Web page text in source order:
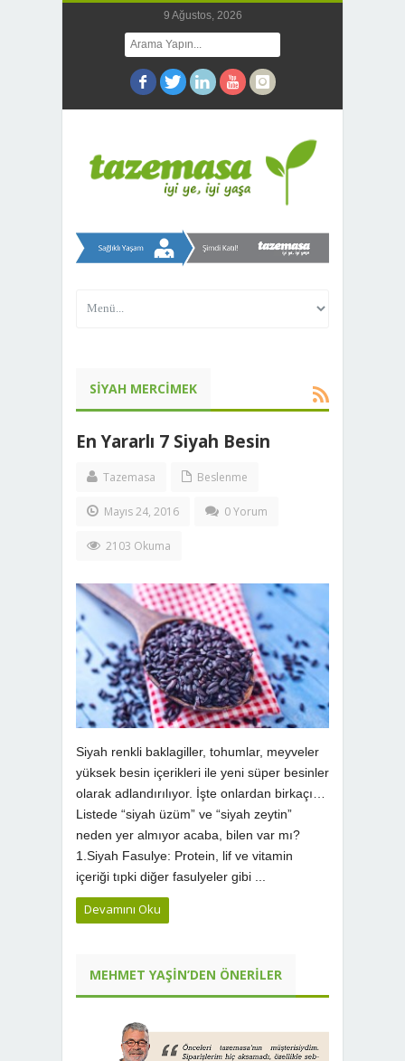
9 Ağustos, 2026
SIYAH MERCIMEK
En Yararlı 7 Siyah Besin
Tazemasa Beslenme
Mayıs 24, 2016 0 Yorum
2103 Okuma
Siyah renkli baklagiller, tohumlar, meyveler
yüksek besin içerikleri ile yeni süper besinler
olarak adlandırılıyor. İşte onlardan birkaçı…
Listede “siyah üzüm” ve “siyah zeytin”
neden yer almıyor acaba, bilen var mı?
1.Siyah Fasulye: Protein, lif ve vitamin
içeriği tıpki diğer fasulyeler gibi ...
Devamını Oku
MEHMET YAŞIN’DEN ÖNERILER